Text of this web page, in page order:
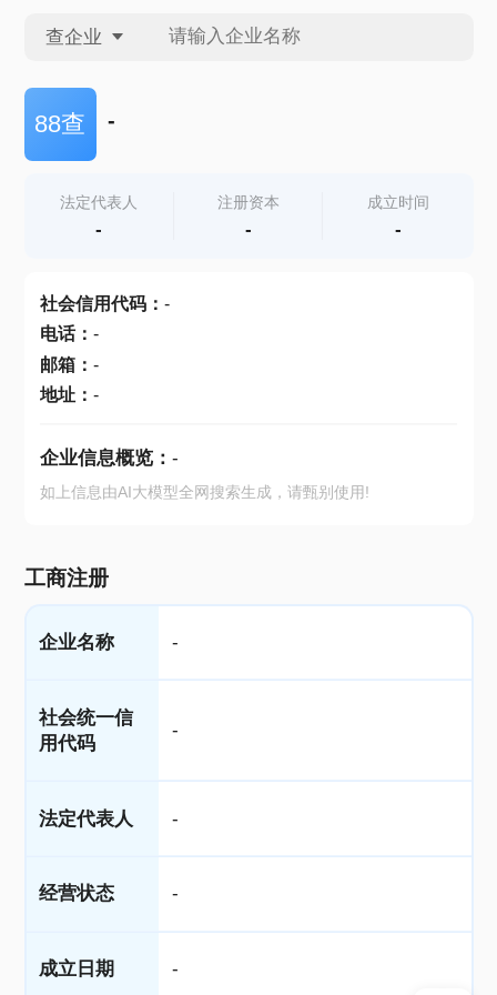
查企业
查企业
查产地
88查 -
法定代表人
-
注册资本
-
成立时间
-
社会信用代码： -
电话： -
邮箱： -
地址： -
企业信息概览： -
如上信息由AI大模型全网搜索生成，请甄别使用!
工商注册
企业名称 -
社会统一信
用代码
-
法定代表人 -
经营状态 -
成立日期 -